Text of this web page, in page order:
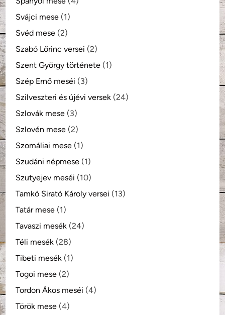
Svájci mese (1)
Svéd mese (2)
Szabó Lőrinc versei (2)
Szent György története (1)
Szép Ernő meséi (3)
Szilveszteri és újévi versek (24)
Szlovák mese (3)
Szlovén mese (2)
Szomáliai mese (1)
Szudáni népmese (1)
Szutyejev meséi (10)
Tamkó Sirató Károly versei (13)
Tatár mese (1)
Tavaszi mesék (24)
Téli mesék (28)
Tibeti mesék (1)
Togoi mese (2)
Tordon Ákos meséi (4)
Török mese (4)